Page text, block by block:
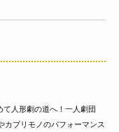
人形劇の道へ！一人劇団
ブリモノのパフォーマンス